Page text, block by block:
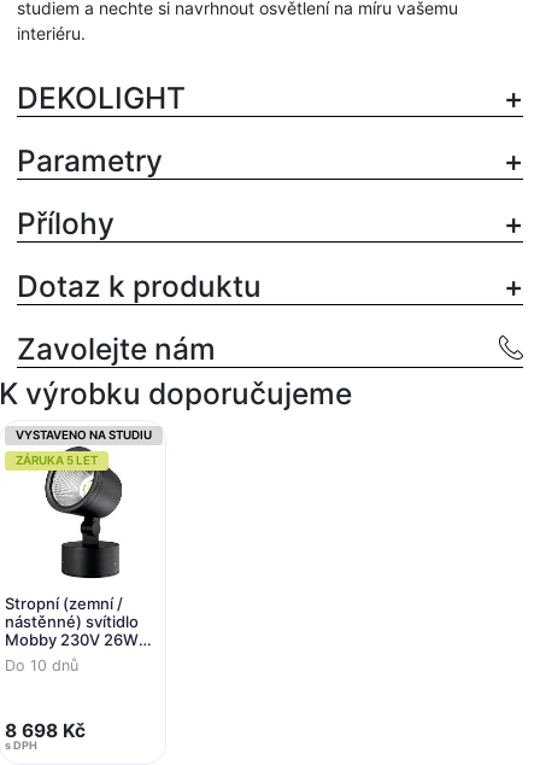
studiem a nechte si navrhnout osvětlení na míru vašemu
interiéru.
DEKOLIGHT
Parametry
Přílohy
Dotaz k produktu
Zavolejte nám
K výrobku doporučujeme
VYSTAVENO NA STUDIU
ZÁRUKA 5 LET
Stropní (zemní /
nástěnné) svítidlo
Mobby 230V 26W
(náhrada za 730415)
- DEKOLIGHT
Do 10 dnů
8 698 Kč
s DPH